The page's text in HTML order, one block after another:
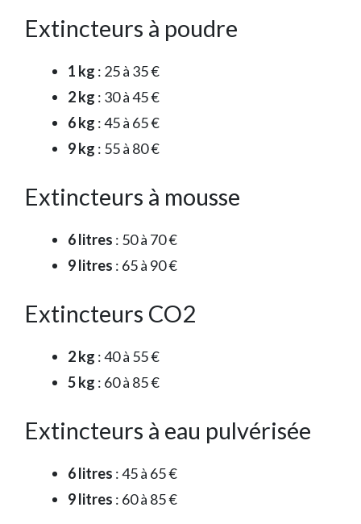
Extincteurs à poudre
1 kg : 25 à 35 €
2 kg : 30 à 45 €
6 kg : 45 à 65 €
9 kg : 55 à 80 €
Extincteurs à mousse
6 litres : 50 à 70 €
9 litres : 65 à 90 €
Extincteurs CO2
2 kg : 40 à 55 €
5 kg : 60 à 85 €
Extincteurs à eau pulvérisée
6 litres : 45 à 65 €
9 litres : 60 à 85 €